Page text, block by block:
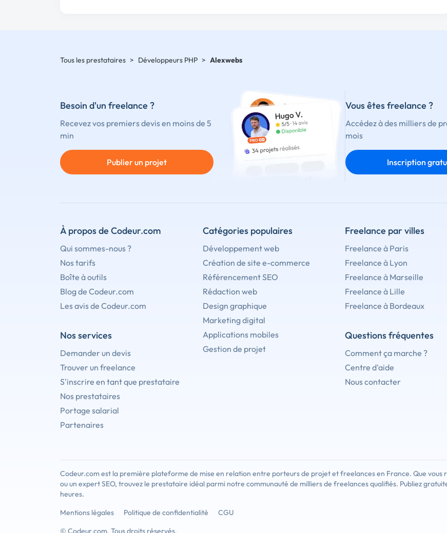
Tous les prestataires > Développeurs PHP > Alexwebs
Besoin d'un freelance ?
Recevez vos premiers devis en moins de 5
min
Publier un projet
Vous êtes freelance ?
Accédez à des milliers de
mois
Inscription
À propos de Codeur.com
Qui sommes-nous ?
Nos tarifs
Boîte à outils
Blog de Codeur.com
Les avis de Codeur.com
Nos services
Demander un devis
Trouver un freelance
S'inscrire en tant que prestataire
Nos prestataires
Portage salarial
Partenaires
Catégories populaires
Développement web
Création de site e-commerce
Référencement SEO
Rédaction web
Design graphique
Marketing digital
Applications mobiles
Gestion de projet
Freelance par villes
Freelance à Paris
Freelance à Lyon
Freelance à Marseille
Freelance à Lille
Freelance à Bordeaux
Questions fréquentes
Comment ça marche ?
Centre d'aide
Nous contacter
Codeur.com est la première plateforme de mise en relation entre porteurs de projet et freelances en France. Que
ou un expert SEO, trouvez le prestataire idéal parmi notre communauté de milliers de freelances qualifiés. Publiez
heures.
Mentions légales
Politique de confidentialité
CGU
© Codeur.com. Tous droits réservés.